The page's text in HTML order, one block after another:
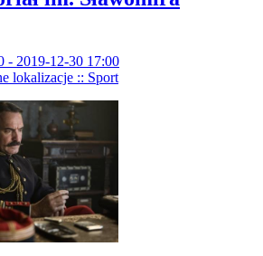
- 2019-12-30 17:00
lokalizacje :: Sport